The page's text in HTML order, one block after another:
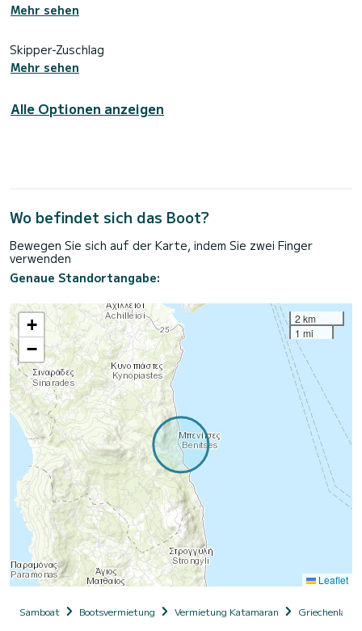
Mehr sehen
Skipper-Zuschlag
Mehr sehen
Alle Optionen anzeigen
Wo befindet sich das Boot?
Bewegen Sie sich auf der Karte, indem Sie zwei Finger
verwenden
Genaue Standortangabe:
+
−
2 km
1 mi
Leaflet
Samboat Bootsvermietung Vermietung Katamaran Griechenland